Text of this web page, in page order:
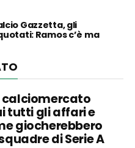
Gazzetta, gli
Ramos c’è ma
calciomercato
tutti gli affari e
giocherebbero
di Serie A